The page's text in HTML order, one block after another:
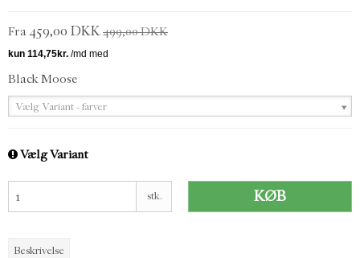
Fra 459,00 DKK499,00 DKK
Black Moose
Vælg Variant - farver
Vælg Variant
stk. KØB
Beskrivelse